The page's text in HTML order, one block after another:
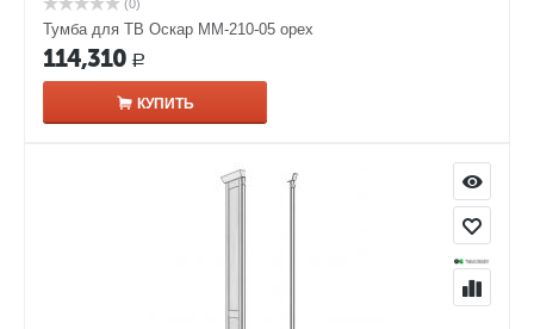
(0)
Тумба для ТВ Оскар ММ-210-05 орех
114,310 Р
КУПИТЬ